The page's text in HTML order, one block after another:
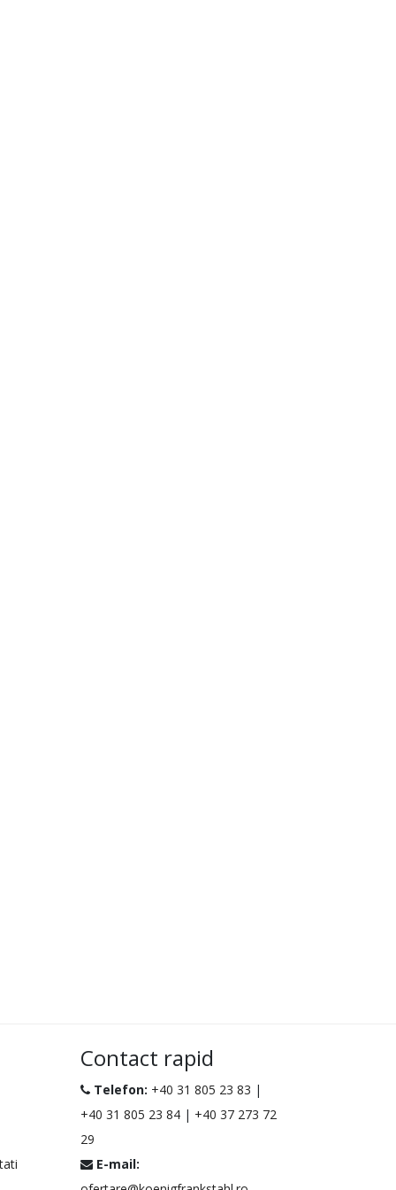
Contact rapid
Telefon: +40 31 805 23 83 |
+40 31 805 23 84 | +40 37 273 72
29
E-mail: